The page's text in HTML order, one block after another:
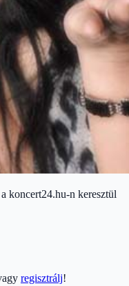
koncert24.hu-n keresztül
regisztrálj!